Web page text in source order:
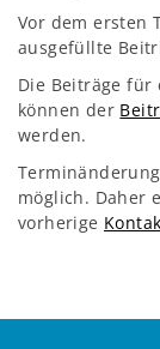
Vor dem ersten
ausgefüllte
Die Beiträge für
können der
werden.
möglich. Daher
vorherige